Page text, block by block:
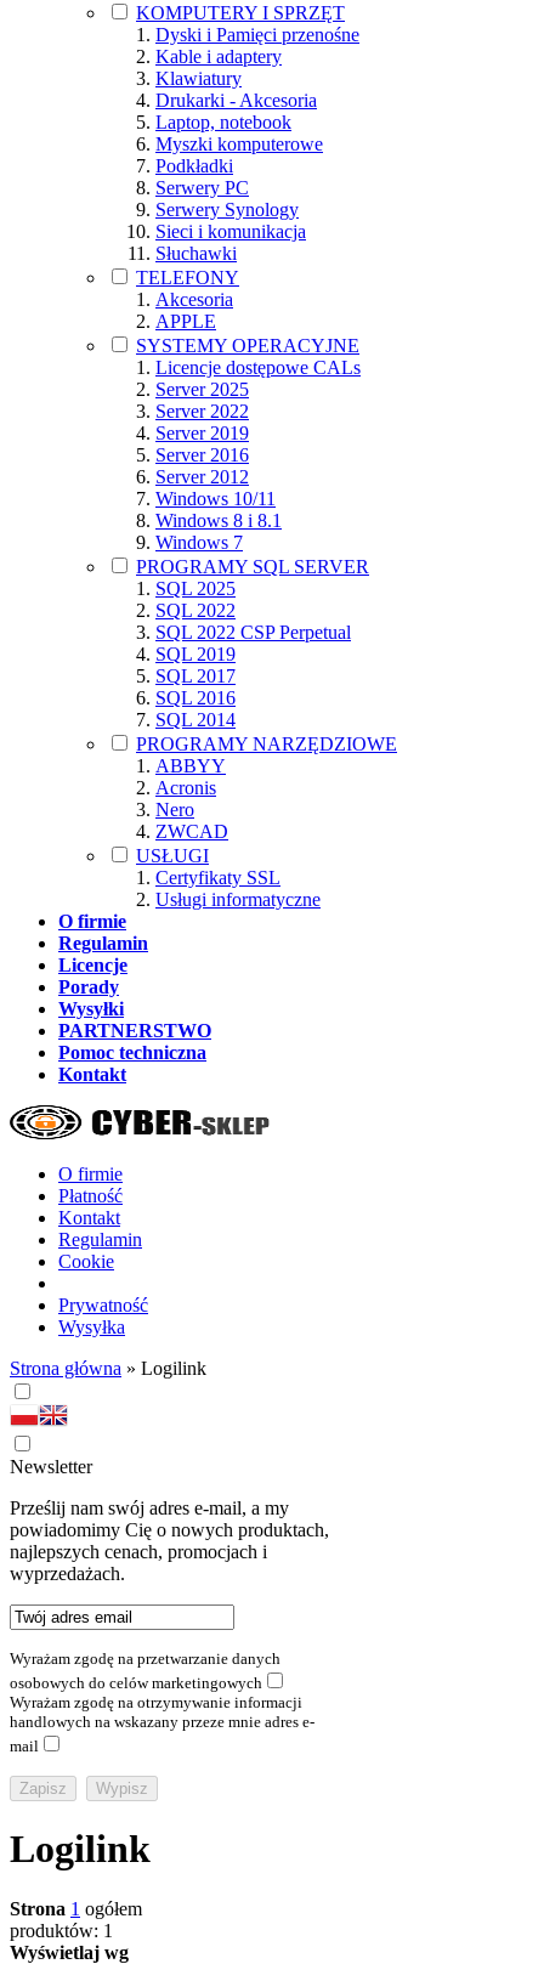
KOMPUTERY I SPRZĘT
Dyski i Pamięci przenośne
Kable i adaptery
Klawiatury
Drukarki - Akcesoria
Laptop, notebook
Myszki komputerowe
Podkładki
Serwery PC
Serwery Synology
Sieci i komunikacja
Słuchawki
TELEFONY
Akcesoria
APPLE
SYSTEMY OPERACYJNE
Licencje dostępowe CALs
Server 2025
Server 2022
Server 2019
Server 2016
Server 2012
Windows 10/11
Windows 8 i 8.1
Windows 7
PROGRAMY SQL SERVER
SQL 2025
SQL 2022
SQL 2022 CSP Perpetual
SQL 2019
SQL 2017
SQL 2016
SQL 2014
PROGRAMY NARZĘDZIOWE
ABBYY
Acronis
Nero
ZWCAD
USŁUGI
Certyfikaty SSL
Usługi informatyczne
O firmie
Regulamin
Licencje
Porady
Wysyłki
PARTNERSTWO
Pomoc techniczna
Kontakt
O firmie
Płatność
Kontakt
Regulamin
Cookie
Prywatność
Wysyłka
Strona główna » Logilink
Newsletter
Prześlij nam swój adres e-mail, a my
powiadomimy Cię o nowych produktach,
najlepszych cenach, promocjach i
wyprzedażach.
Wyrażam zgodę na przetwarzanie danych
osobowych do celów marketingowych
Wyrażam zgodę na otrzymywanie informacji
handlowych na wskazany przeze mnie adres e-
mail
Logilink
Strona 1 ogółem
produktów: 1
Wyświetlaj wg